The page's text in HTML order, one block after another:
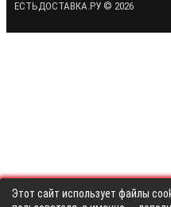
ЕСТЬДОСТАВКА.РУ © 2026
Этот сайт использует файлы